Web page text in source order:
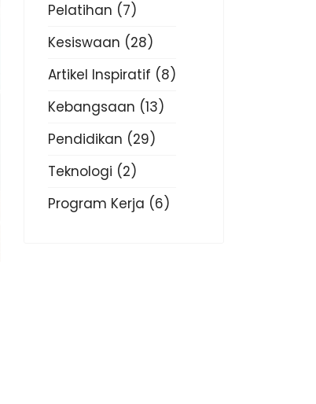
Pelatihan (7)
Kesiswaan (28)
Artikel Inspiratif (8)
Kebangsaan (13)
Pendidikan (29)
Teknologi (2)
Program Kerja (6)